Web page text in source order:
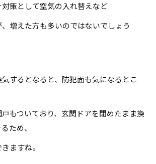
策として空気の入れ替えなど
増えた方も多いのではないでしょう
するとなると、防犯面も気になるとこ
もついており、玄関ドアを閉めたまま換
ため、
ますね。